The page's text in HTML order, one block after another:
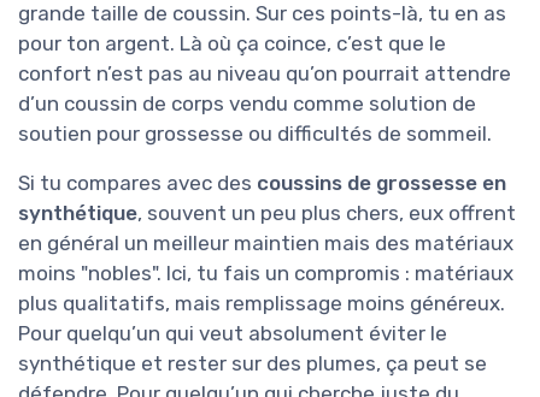
grande taille de coussin. Sur ces points-là, tu en as
pour ton argent. Là où ça coince, c’est que le
confort n’est pas au niveau qu’on pourrait attendre
d’un coussin de corps vendu comme solution de
soutien pour grossesse ou difficultés de sommeil.
Si tu compares avec des coussins de grossesse en
synthétique, souvent un peu plus chers, eux offrent
en général un meilleur maintien mais des matériaux
moins "nobles". Ici, tu fais un compromis : matériaux
plus qualitatifs, mais remplissage moins généreux.
Pour quelqu’un qui veut absolument éviter le
synthétique et rester sur des plumes, ça peut se